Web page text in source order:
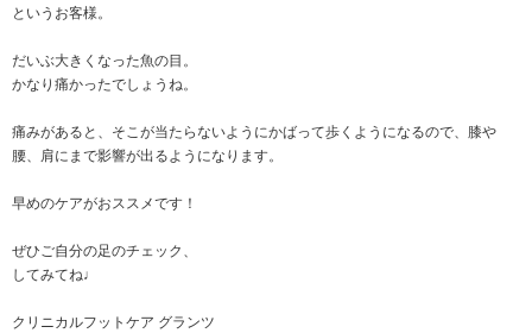
というお客様。
だいぶ大きくなった魚の目。
かなり痛かったでしょうね。
痛みがあると、そこが当たらないようにかばって歩くようになるので、膝や
腰、肩にまで影響が出るようになります。
早めのケアがおススメです！
ぜひご自分の足のチェック、
してみてね♩
クリニカルフットケア グランツ